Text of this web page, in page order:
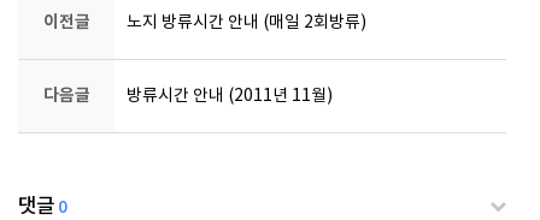
이전글 노지 방류시간 안내 (매일 2회방류)
다음글 방류시간 안내 (2011년 11월)
댓글 0